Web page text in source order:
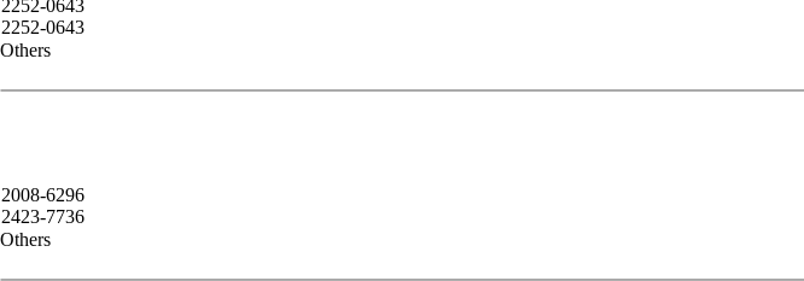
2252-0643
2252-0643
Others
2008-6296
2423-7736
Others